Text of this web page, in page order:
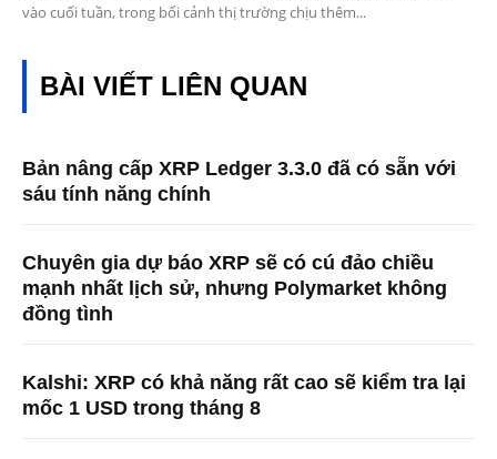
vào cuối tuần, trong bối cảnh thị trường chịu thêm...
BÀI VIẾT LIÊN QUAN
Bản nâng cấp XRP Ledger 3.3.0 đã có sẵn với
sáu tính năng chính
Chuyên gia dự báo XRP sẽ có cú đảo chiều
mạnh nhất lịch sử, nhưng Polymarket không
đồng tình
Kalshi: XRP có khả năng rất cao sẽ kiểm tra lại
mốc 1 USD trong tháng 8